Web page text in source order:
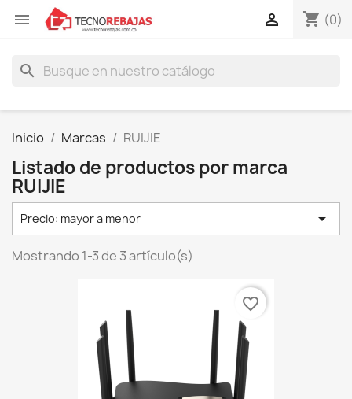
 shopping_cart (0)

search
Inicio Marcas RUIJIE
Listado de productos por marca
RUIJIE
Precio: mayor a menor 
Mostrando 1-3 de 3 artículo(s)
favorite_border